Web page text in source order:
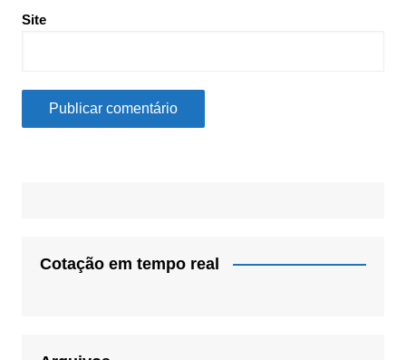
Site
Cotação em tempo real